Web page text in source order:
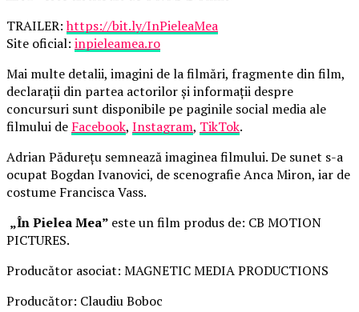
TRAILER:https://bit.ly/InPieleaMea
Site oficial: inpieleamea.ro
Mai multe detalii, imagini de la filmări, fragmente din film,
declarații din partea actorilor și informații despre
concursuri sunt disponibile pe paginile social media ale
filmului de Facebook, Instagram, TikTok.
Adrian Pădurețu semnează imaginea filmului. De sunet s-a
ocupat Bogdan Ivanovici, de scenografie Anca Miron, iar de
costume Francisca Vass.
„În Pielea Mea” este un film produs de: CB MOTION
PICTURES.
Producător asociat: MAGNETIC MEDIA PRODUCTIONS
Producător: Claudiu Boboc